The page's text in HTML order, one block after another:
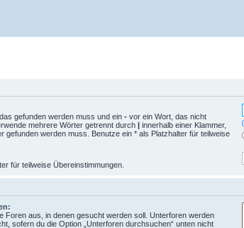
gefunden werden muss und ein - vor ein Wort, das nicht
mehrere Wörter getrennt durch | innerhalb einer Klammer,
gefunden werden muss. Benutze ein * als Platzhalter für teilweise
für teilweise Übereinstimmungen.
Foren aus, in denen gesucht werden soll. Unterforen werden
sofern du die Option „Unterforen durchsuchen“ unten nicht